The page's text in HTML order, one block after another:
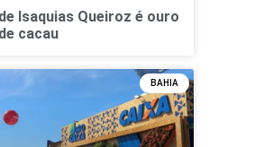
Isaquias Queiroz é ouro
cacau
BAHIA